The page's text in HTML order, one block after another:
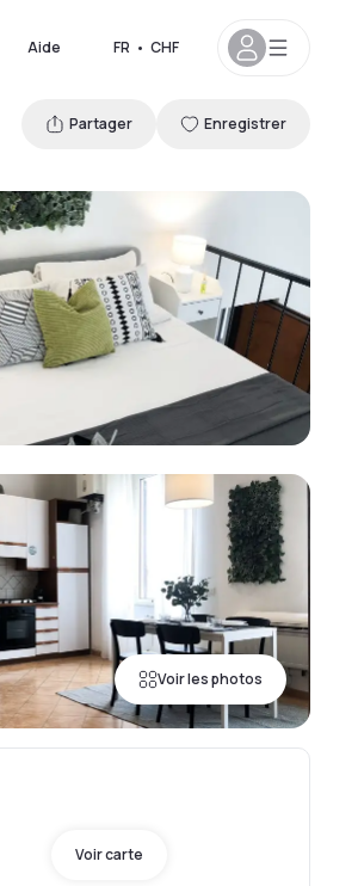
Aide FR • CHF
Voir les photos
Partager Enregistrer
Voir carte